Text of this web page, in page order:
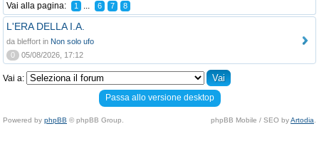
Vai alla pagina: 1 ... 6 7 8
L'ERA DELLA I.A.
da bleffort in Non solo ufo
0
05/08/2026, 17:12
Vai a:
Passa allo versione desktop
Powered by phpBB © phpBB Group. phpBB Mobile / SEO byArtodia